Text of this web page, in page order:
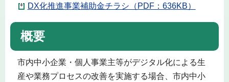
DX化推進事業補助金チラシ（PDF：636KB）
概要
市内中小企業・個人事業主等がデジタル化による生
産や業務プロセスの改善を実施する場合、市内中小